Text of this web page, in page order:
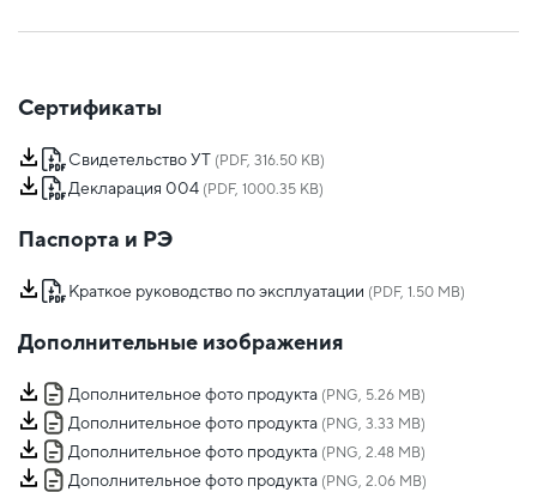
Сертификаты
Свидетельство УТ (PDF, 316.50 KB)
Декларация 004 (PDF, 1000.35 KB)
Паспорта и РЭ
Краткое руководство по эксплуатации (PDF, 1.50 MB)
Дополнительные изображения
Дополнительное фото продукта (PNG, 5.26 MB)
Дополнительное фото продукта (PNG, 3.33 MB)
Дополнительное фото продукта (PNG, 2.48 MB)
Дополнительное фото продукта (PNG, 2.06 MB)